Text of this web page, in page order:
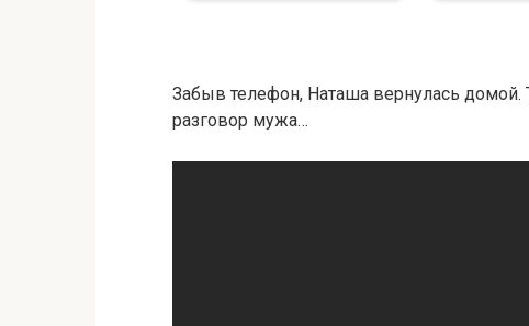
Забыв телефон, Наташа вернулась домой.
разговор мужа…